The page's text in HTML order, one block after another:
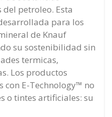
petroleo. Esta
para los
de Knauf
su sostenibilidad sin
termicas,
Los productos
con E-Technology™ no
o tintes artificiales: su